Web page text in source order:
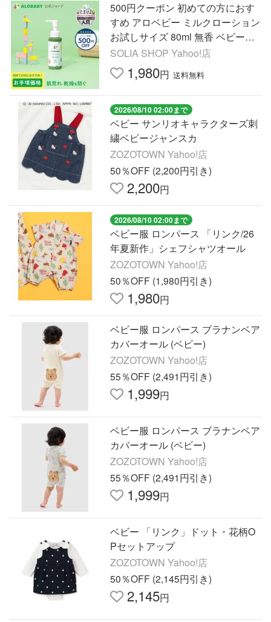
500円クーポン 初めての方におす
すめ アロベビー ミルクローション
お試しサイズ 80ml 無香 ベビーロ
ーション オーガニック オイル 赤
ちゃん 新生児
SOLIA SHOP Yahoo!店
1,980円 送料無料
2026/08/10 02:00まで
ベビー サンリオキャラクターズ刺
繍ベビージャンスカ
ZOZOTOWN Yahoo!店
50％OFF (2,200円引き)
2,200円
2026/08/10 02:00まで
ベビー服 ロンパース 「リンク/26
年夏新作」シェフシャツオール
ZOZOTOWN Yahoo!店
50％OFF (1,980円引き)
1,980円
ベビー服 ロンパース ブラナンベア
カバーオール (ベビー)
ZOZOTOWN Yahoo!店
55％OFF (2,491円引き)
1,999円
ベビー服 ロンパース ブラナンベア
カバーオール (ベビー)
ZOZOTOWN Yahoo!店
55％OFF (2,491円引き)
1,999円
ベビー 「リンク」ドット・花柄O
Pセットアップ
ZOZOTOWN Yahoo!店
50％OFF (2,145円引き)
2,145円